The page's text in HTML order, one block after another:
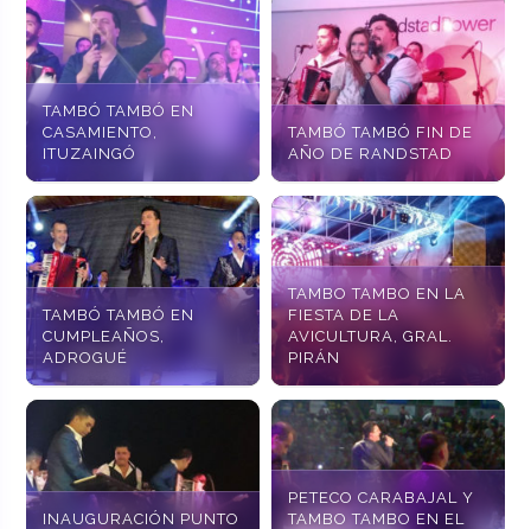
TAMBÓ TAMBÓ EN
CASAMIENTO,
ITUZAINGÓ
TAMBÓ TAMBÓ FIN DE
AÑO DE RANDSTAD
TAMBÓ TAMBÓ EN
CUMPLEAÑOS,
ADROGUÉ
TAMBO TAMBO EN LA
FIESTA DE LA
AVICULTURA, GRAL.
PIRÁN
INAUGURACIÓN PUNTO
PETECO CARABAJAL Y
TAMBO TAMBO EN EL